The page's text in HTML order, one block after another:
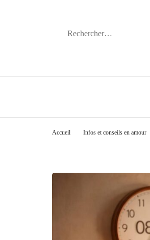
Rechercher :
Accueil Infos et conseils en amour